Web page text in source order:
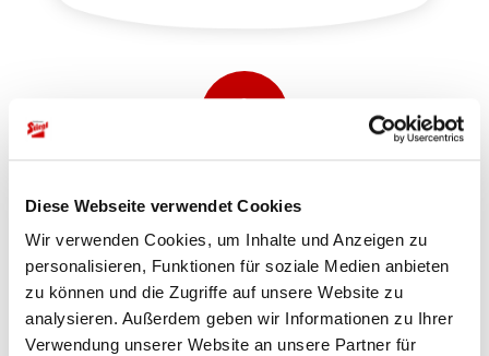
Diese Webseite verwendet Cookies
Wir verwenden Cookies, um Inhalte und Anzeigen zu
personalisieren, Funktionen für soziale Medien anbieten
zu können und die Zugriffe auf unsere Website zu
analysieren. Außerdem geben wir Informationen zu Ihrer
Verwendung unserer Website an unsere Partner für